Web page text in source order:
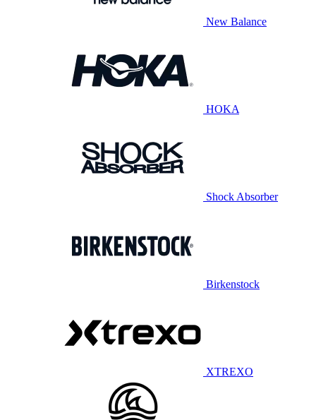
New Balance
HOKA
Shock Absorber
Birkenstock
XTREXO